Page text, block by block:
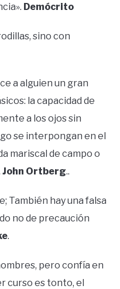
Demócrito
sino con
a alguien un gran
la capacidad de
a los ojos sin
se interpongan en el
mariscal de campo o
John Ortberg..
También hay una falsa
no de precaución
.
pero confía en
curso es tonto, el